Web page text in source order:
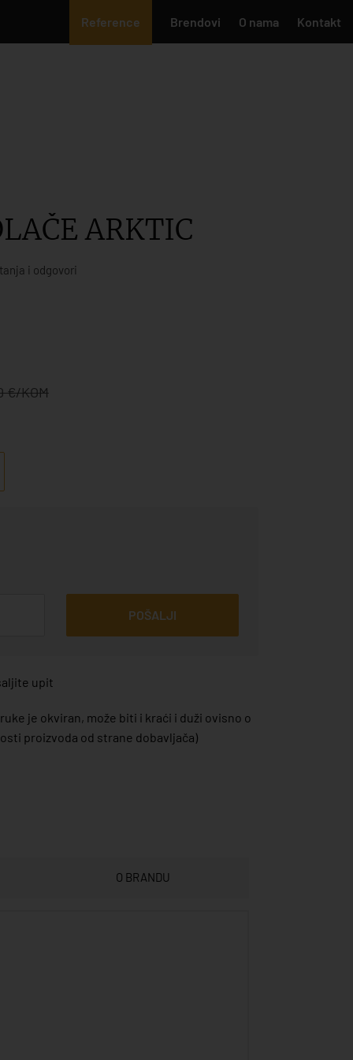
Reference Brendovi O nama Kontakt
ARKTIC
i odgovori
€/KOM
POŠALJI
upit
je okviran, može biti i kraći i duži ovisno o
proizvoda od strane dobavljača)
O BRANDU